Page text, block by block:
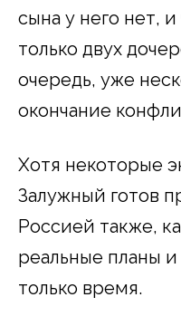
сына у него нет,
только двух
очередь, уже
окончание
Хотя некоторые
Залужный готов
Россией также,
реальные планы
только время.